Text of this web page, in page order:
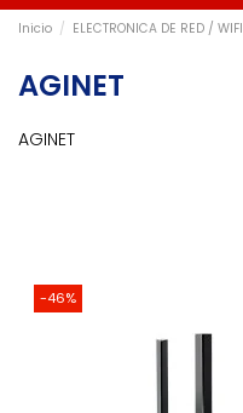
Inicio ELECTRONICA DE RED / WIFI
AGINET
AGINET
-46%